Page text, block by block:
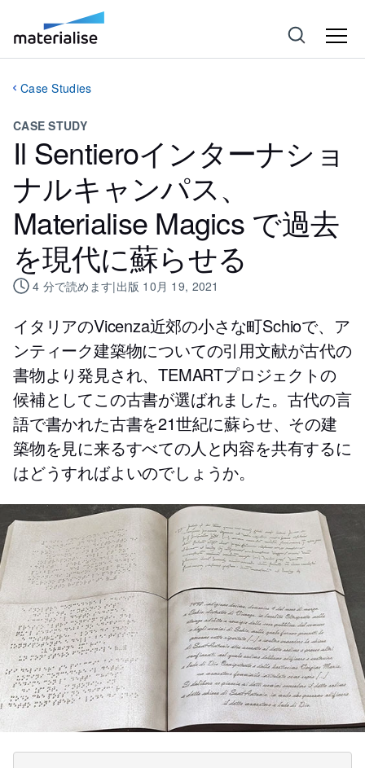
Case Studies
CASE STUDY
Il Sentieroインターナショ
ナルキャンパス、
Materialise Magics で過去
を現代に蘇らせる
4 分で読めます|出版 10月 19, 2021
イタリアのVicenza近郊の小さな町Schioで、ア
ンティーク建築物についての引用文献が古代の
書物より発見され、TEMARTプロジェクトの
候補としてこの古書が選ばれました。古代の言
語で書かれた古書を21世紀に蘇らせ、その建
築物を見に来るすべての人と内容を共有するに
はどうすればよいのでしょうか。